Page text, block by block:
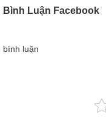
Bình Luận Facebook
bình luận